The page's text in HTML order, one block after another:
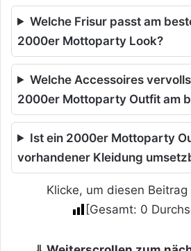
Welche Frisur passt am
2000er Mottoparty Look?
Welche Accessoires
2000er Mottoparty Outfit am
Ist ein 2000er Mottoparty
vorhandener Kleidung
Klicke, um diesen
[Gesamt: 0